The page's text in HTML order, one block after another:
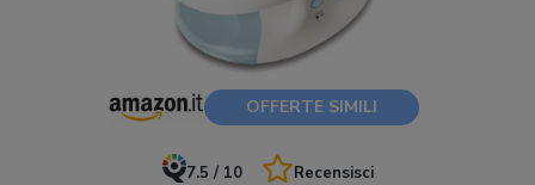
OFFERTE SIMILI
7.5 / 10 Recensisci